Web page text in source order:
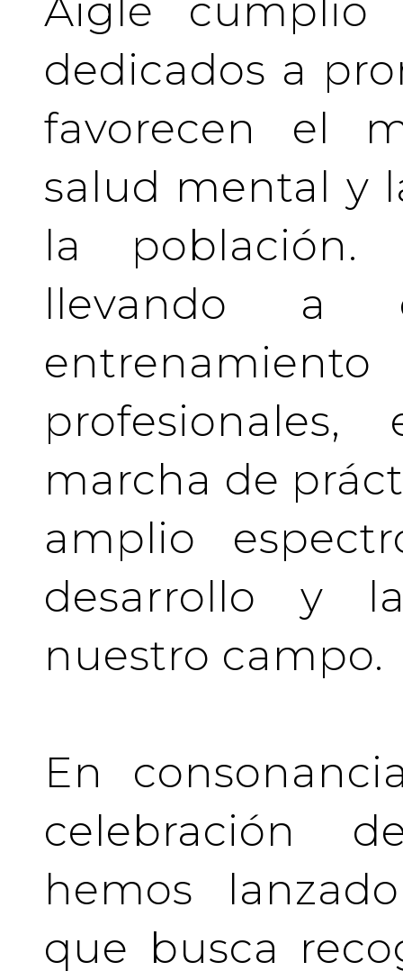
Aiglé
dedicados a
favorecen el
salud mental y
la población.
llevando a
marcha de
amplio
desarrollo y
nuestro campo.
En
celebración
hemos
que busca